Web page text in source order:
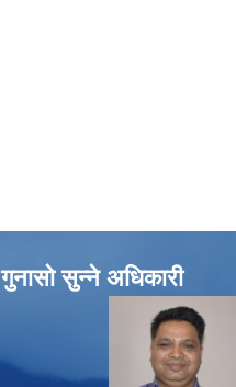
गुनासो सुन्ने अधिकारी